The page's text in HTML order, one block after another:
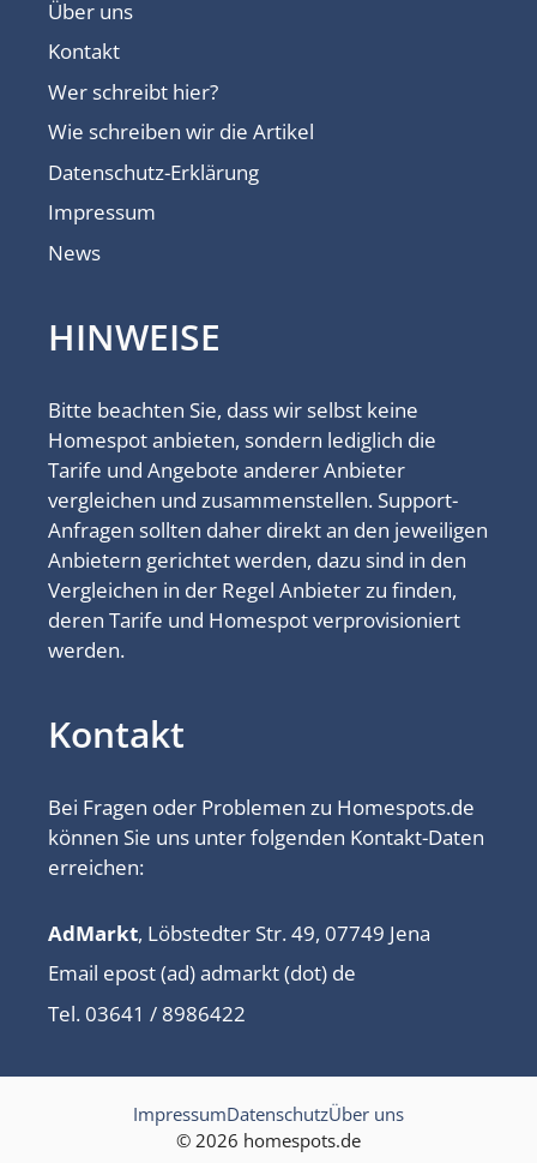
Über uns
Kontakt
Wer schreibt hier?
Wie schreiben wir die Artikel
Datenschutz-Erklärung
Impressum
News
HINWEISE
Bitte beachten Sie, dass wir selbst keine
Homespot anbieten, sondern lediglich die
Tarife und Angebote anderer Anbieter
vergleichen und zusammenstellen. Support-
Anfragen sollten daher direkt an den jeweiligen
Anbietern gerichtet werden, dazu sind in den
Vergleichen in der Regel Anbieter zu finden,
deren Tarife und Homespot verprovisioniert
werden.
Kontakt
Bei Fragen oder Problemen zu Homespots.de
können Sie uns unter folgenden Kontakt-Daten
erreichen:
AdMarkt, Löbstedter Str. 49, 07749 Jena
Email epost (ad) admarkt (dot) de
Tel. 03641 / 8986422
© 2026 homespots.de
ImpressumDatenschutzÜber uns